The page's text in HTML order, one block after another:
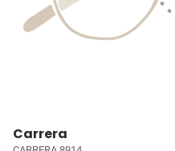
Carrera